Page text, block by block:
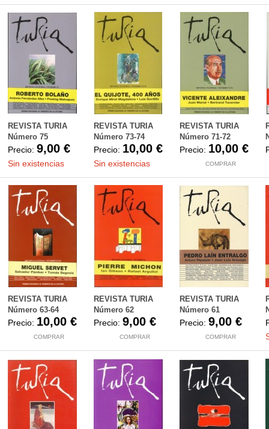
REVISTA TURIA
Número 75
Precio: 9,00 €
Sin existencias
REVISTA TURIA
Número 73-74
Precio: 10,00 €
Sin existencias
REVISTA TURIA
Número 71-72
Precio: 10,00 €
COMPRAR
REVISTA TURIA
Número 63-64
Precio: 10,00 €
COMPRAR
REVISTA TURIA
Número 62
Precio: 9,00 €
COMPRAR
REVISTA TURIA
Número 61
Precio: 9,00 €
COMPRAR